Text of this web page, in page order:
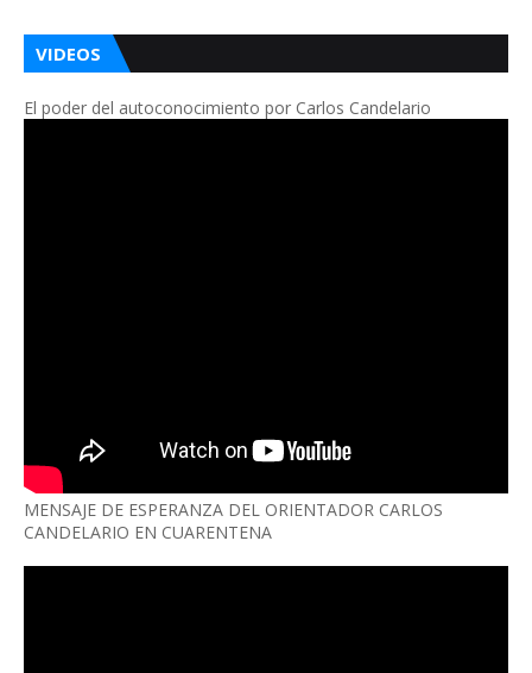
VIDEOS
El poder del autoconocimiento por Carlos Candelario
MENSAJE DE ESPERANZA DEL ORIENTADOR CARLOS
CANDELARIO EN CUARENTENA